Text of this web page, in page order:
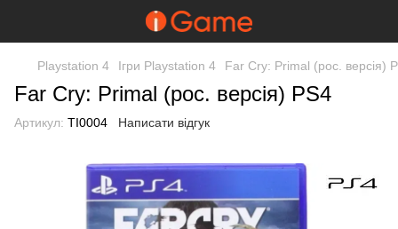
Playstation 4 Ігри Playstation 4 Far Cry: Primal (рос. версія)
Far Cry: Primal (рос. версія) PS4
Артикул: TI0004 Написати відгук